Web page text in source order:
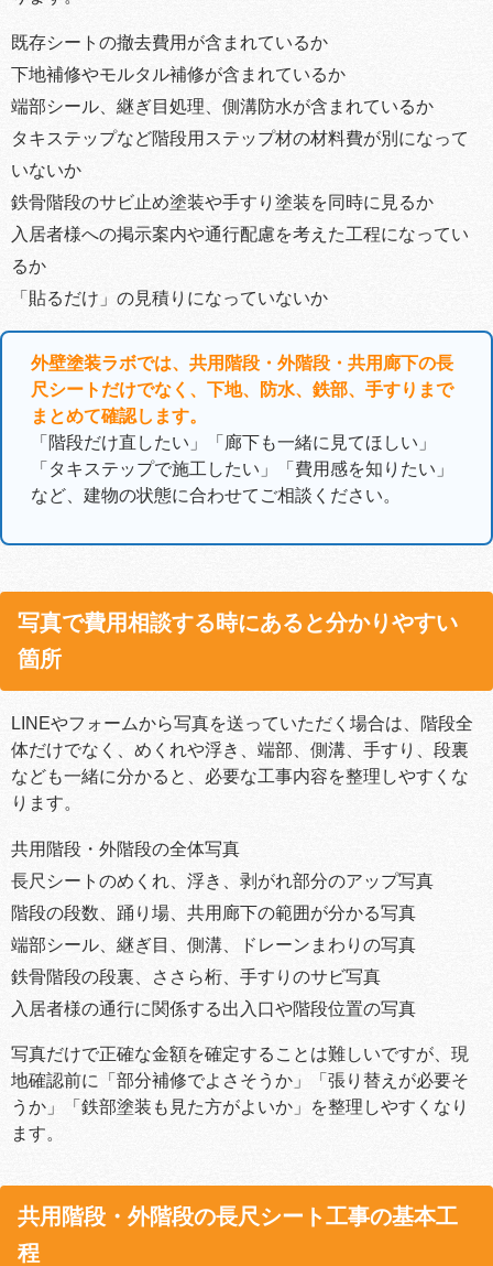
既存シートの撤去費用が含まれているか
下地補修やモルタル補修が含まれているか
端部シール、継ぎ目処理、側溝防水が含まれているか
タキステップなど階段用ステップ材の材料費が別になって
いないか
鉄骨階段のサビ止め塗装や手すり塗装を同時に見るか
入居者様への掲示案内や通行配慮を考えた工程になってい
るか
「貼るだけ」の見積りになっていないか
外壁塗装ラボでは、共用階段・外階段・共用廊下の長
尺シートだけでなく、下地、防水、鉄部、手すりまで
まとめて確認します。
「階段だけ直したい」「廊下も一緒に見てほしい」
「タキステップで施工したい」「費用感を知りたい」
など、建物の状態に合わせてご相談ください。
写真で費用相談する時にあると分かりやすい
箇所
LINEやフォームから写真を送っていただく場合は、階段全
体だけでなく、めくれや浮き、端部、側溝、手すり、段裏
なども一緒に分かると、必要な工事内容を整理しやすくな
ります。
共用階段・外階段の全体写真
長尺シートのめくれ、浮き、剥がれ部分のアップ写真
階段の段数、踊り場、共用廊下の範囲が分かる写真
端部シール、継ぎ目、側溝、ドレーンまわりの写真
鉄骨階段の段裏、ささら桁、手すりのサビ写真
入居者様の通行に関係する出入口や階段位置の写真
写真だけで正確な金額を確定することは難しいですが、現
地確認前に「部分補修でよさそうか」「張り替えが必要そ
うか」「鉄部塗装も見た方がよいか」を整理しやすくなり
ます。
共用階段・外階段の長尺シート工事の基本工
程